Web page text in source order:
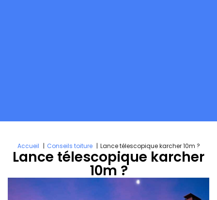
Accueil Conseils toiture Lance télescopique karcher 10m ?
Lance télescopique karcher
10m ?